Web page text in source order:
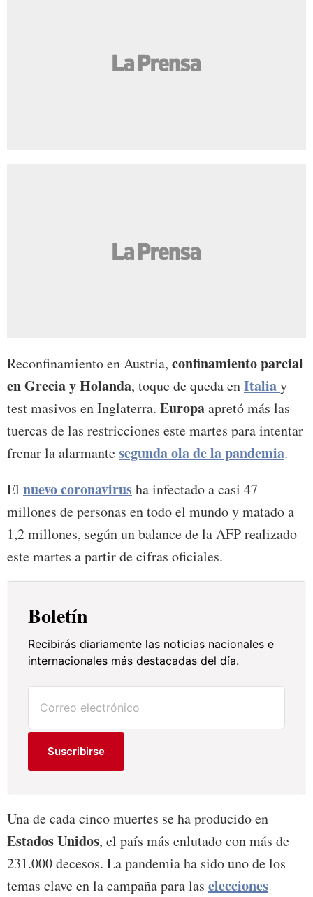
Reconfinamiento en Austria, confinamiento parcial
en Grecia y Holanda, toque de queda enItaliay
test masivos en Inglaterra. Europaapretó más las
tuercas de las restricciones este martes para intentar
frenar la alarmantesegunda ola de la pandemia.
El nuevo coronavirusha infectado a casi 47
millones de personas en todo el mundo y matado a
1,2 millones, según un balance de la AFP realizado
este martes a partir de cifras oficiales.
Boletín
Recibirás diariamente las noticias nacionales e
internacionales más destacadas del día.
Suscribirse
Una de cada cinco muertes se ha producido en
Estados Unidos, el país más enlutado con más de
231.000 decesos. La pandemia ha sido uno de los
temas clave en la campaña para las elecciones